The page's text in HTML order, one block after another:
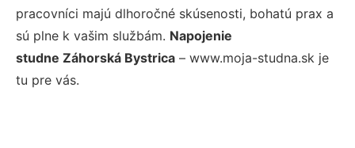
pracovníci majú dlhoročné skúsenosti, bohatú prax a
sú plne k vašim službám. Napojenie
studne Záhorská Bystrica – www.moja-studna.sk je
tu pre vás.